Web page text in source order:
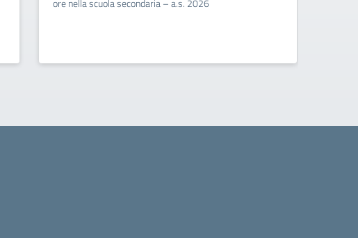
ore nella scuola secondaria – a.s. 2026